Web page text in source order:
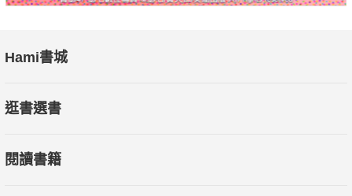
技大學專任教授 李大華
前萬事達卡國際組織中國區總經理、前永豐銀行總經理 江威
網訊電通集團創辦人兼執行長、德益網(股)公司董事長 陳
Hami書城
逛書選書
閱讀書籍